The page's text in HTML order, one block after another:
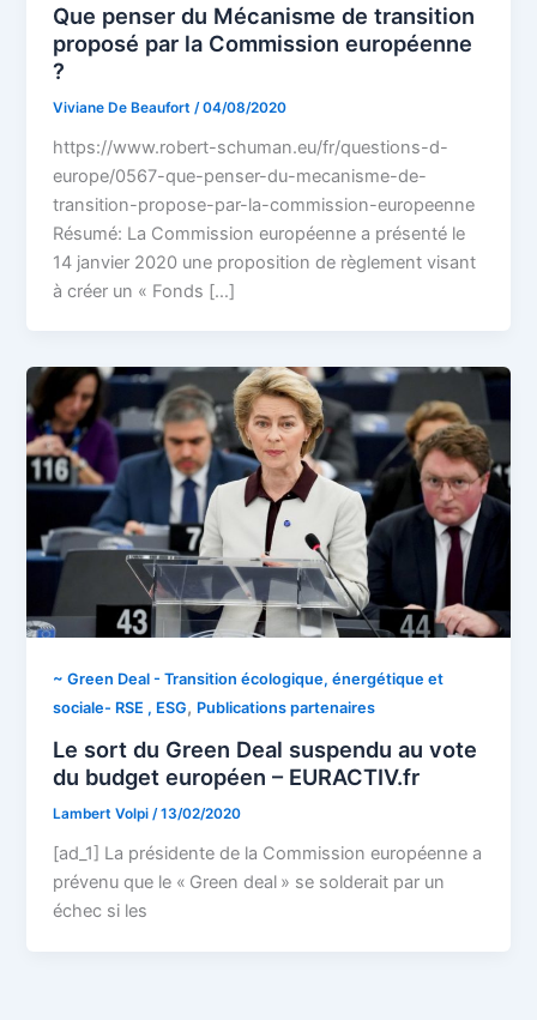
Que penser du Mécanisme de transition
proposé par la Commission européenne
?
Viviane De Beaufort /04/08/2020
https://www.robert-schuman.eu/fr/questions-d-
europe/0567-que-penser-du-mecanisme-de-
transition-propose-par-la-commission-europeenne
Résumé: La Commission européenne a présenté le
14 janvier 2020 une proposition de règlement visant
à créer un « Fonds […]
~ Green Deal - Transition écologique, énergétique et
sociale- RSE , ESG, Publications partenaires
Le sort du Green Deal suspendu au vote
du budget européen – EURACTIV.fr
Lambert Volpi/13/02/2020
[ad_1] La présidente de la Commission européenne a
prévenu que le « Green deal » se solderait par un
échec si les